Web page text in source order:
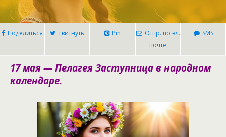
Поделиться Твитнуть Pin
Отпр. по эл.
почте
SMS
17 мая — Пелагея Заступница в народном
календаре.